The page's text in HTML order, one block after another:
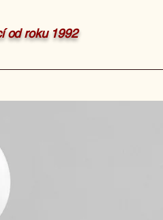
od roku 1992